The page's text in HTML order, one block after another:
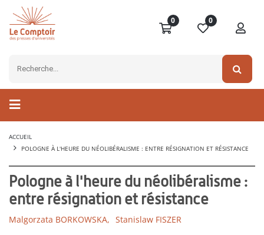
0 0
ACCUEIL
POLOGNE À L'HEURE DU NÉOLIBÉRALISME : ENTRE RÉSIGNATION ET RÉSISTANCE
Pologne à l'heure du néolibéralisme :
entre résignation et résistance
Malgorzata BORKOWSKA, Stanislaw FISZER